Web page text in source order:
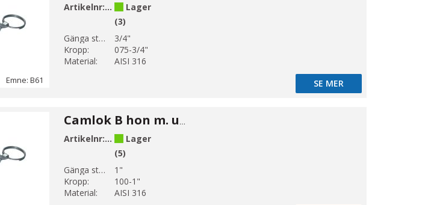
Emne: B61
Artikelnr:B61-5Lager
(3)
Gänga storlek 1:
3/4"
Kropp:
075-3/4"
Material:
AISI 316
SE MER
Camlok B hon m. utv gänga 1"
Artikelnr:B61-6Lager
(5)
Gänga storlek 1:
1"
Kropp:
100-1"
Material:
AISI 316